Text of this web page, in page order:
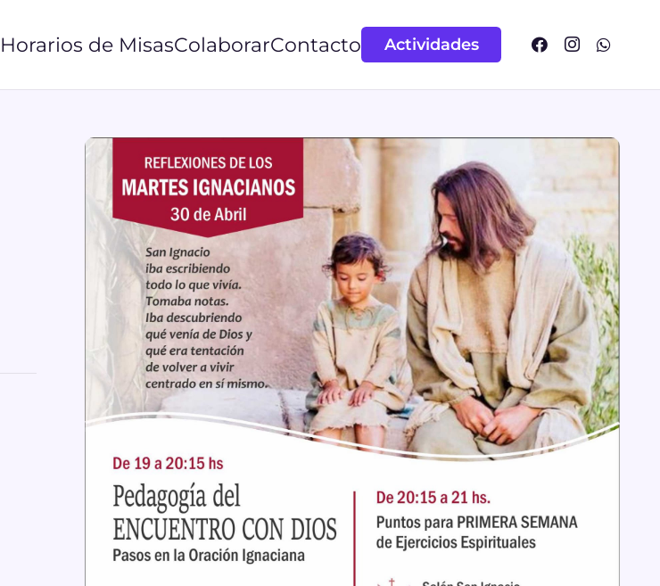
Horarios de MisasColaborarContacto Actividades